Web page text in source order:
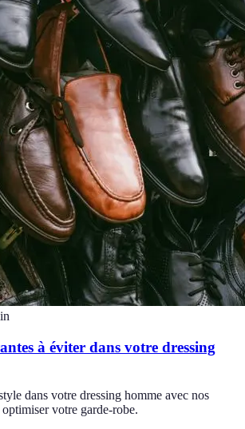
à éviter dans votre dressing
dans votre dressing homme avec nos
votre garde-robe.